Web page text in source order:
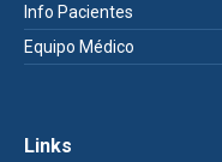
Info Pacientes
Equipo Médico
Links